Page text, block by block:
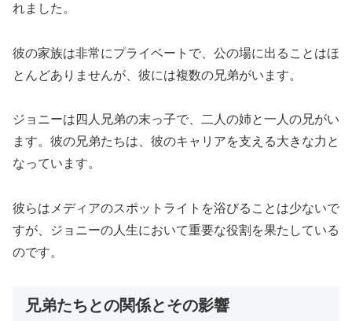
れました。
彼の家族は非常にプライベートで、公の場に出ることはほ
とんどありませんが、彼には複数の兄弟がいます。
ジョニーは四人兄弟の末っ子で、二人の姉と一人の兄がい
ます。彼の兄弟たちは、彼のキャリアを支える大きな力と
なっています。
彼らはメディアのスポットライトを浴びることは少ないで
すが、ジョニーの人生において重要な役割を果たしている
のです。
兄弟たちとの関係とその影響